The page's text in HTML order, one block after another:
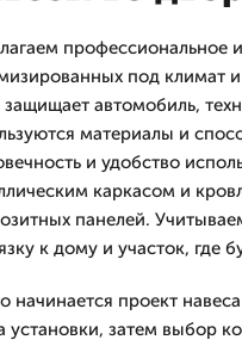
профессиональное
под климат
автомобиль,
материалы и
и удобство
каркасом и
панелей.
к дому и участок, где
начинается проект
установки, затем выбор